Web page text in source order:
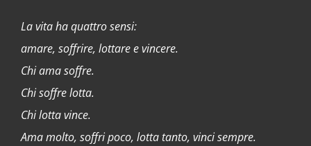
La vita ha quattro sensi:
amare, soffrire, lottare e vincere.
Chi ama soffre.
Chi soffre lotta.
Chi lotta vince.
Ama molto, soffri poco, lotta tanto, vinci sempre.